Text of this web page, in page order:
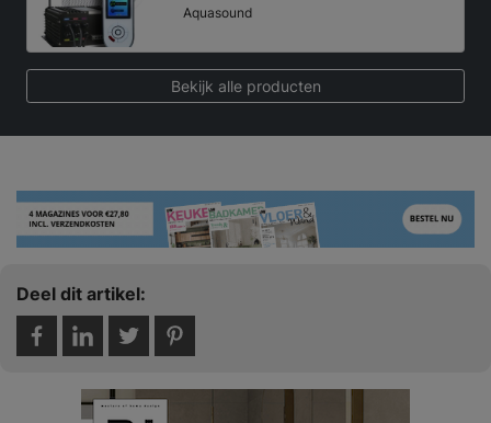
Aquasound
Bekijk alle producten
Deel dit artikel: